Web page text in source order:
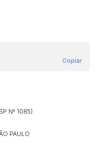
Copiar
Nª 1085)
PAULO
ou